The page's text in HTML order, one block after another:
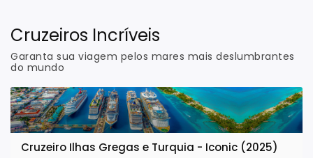
Cruzeiros Incríveis
Garanta sua viagem pelos mares mais deslumbrantes
do mundo
Cruzeiro Ilhas Gregas e Turquia - Iconic (2025)